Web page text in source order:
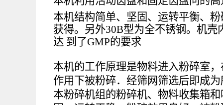
本机结构简单、坚固、运转平衡、
获得。另外30B型为全不锈钢。机
达 到了GMP的要求
本机的工作原理是物料进入粉碎室
作用下被粉碎．经筛网筛选后即成
本粉碎机组的粉碎机、物料收集箱